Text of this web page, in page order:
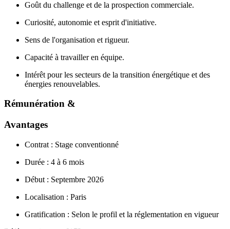
Goût du challenge et de la prospection commerciale.
Curiosité, autonomie et esprit d'initiative.
Sens de l'organisation et rigueur.
Capacité à travailler en équipe.
Intérêt pour les secteurs de la transition énergétique et des
énergies renouvelables.
Rémunération &
Avantages
Contrat : Stage conventionné
Durée : 4 à 6 mois
Début : Septembre 2026
Localisation : Paris
Gratification : Selon le profil et la réglementation en vigueur